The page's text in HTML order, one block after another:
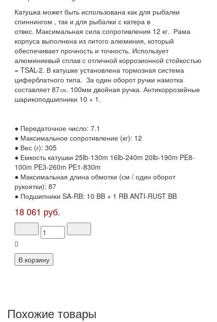
Катушка может быть использована как для рыбалки
спиннингом , так и для рыбалки с катера в
отвес. Максимальная сила сопротивления 12 кг. Рама
корпуса выполнена из литого алюминия, который
обеспечивает прочность и точность. Использует
алюминиевый сплав с отличной коррозионной стойкостью
= TSAL-2. В катушке установлена тормозная система
циферблатного типа. За один оборот ручки намотка
составляет 87㎝. 100мм двойная ручка. Антикоррозийные
шарикоподшипники 10 + 1.
● Передаточное число: 7.1
● Максимальное сопротивление (кг): 12
● Вес (г): 305
● Емкость катушки 25lb-130m 16lb-240m 20lb-190m PE8-
100m PE3-260m PE1-830m
● Максимальная длина обмотки (см / один оборот
рукоятки): 87
● Подшипники SA-RB: 10 BB + 1 RB ANTI-RUST BB
18 061 руб.
Похожие товары